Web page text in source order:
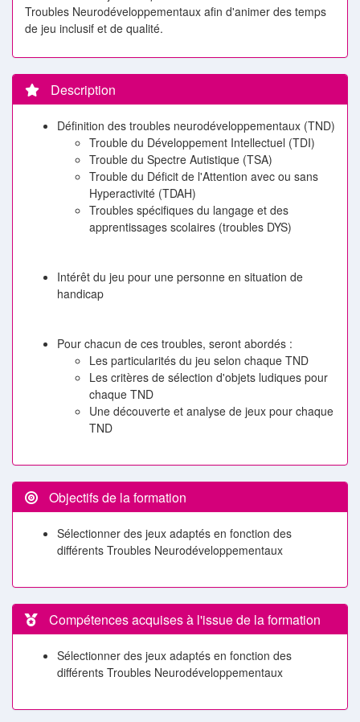
Troubles Neurodéveloppementaux afin d'animer des temps
de jeu inclusif et de qualité.
Description
Définition des troubles neurodéveloppementaux (TND)
Trouble du Développement Intellectuel (TDI)
Trouble du Spectre Autistique (TSA)
Trouble du Déficit de l'Attention avec ou sans
Hyperactivité (TDAH)
Troubles spécifiques du langage et des
apprentissages scolaires (troubles DYS)
Intérêt du jeu pour une personne en situation de
handicap
Pour chacun de ces troubles, seront abordés :
Les particularités du jeu selon chaque TND
Les critères de sélection d'objets ludiques pour
chaque TND
Une découverte et analyse de jeux pour chaque
TND
Objectifs de la formation
Sélectionner des jeux adaptés en fonction des
différents Troubles Neurodéveloppementaux
Compétences acquises à l'issue de la formation
Sélectionner des jeux adaptés en fonction des
différents Troubles Neurodéveloppementaux